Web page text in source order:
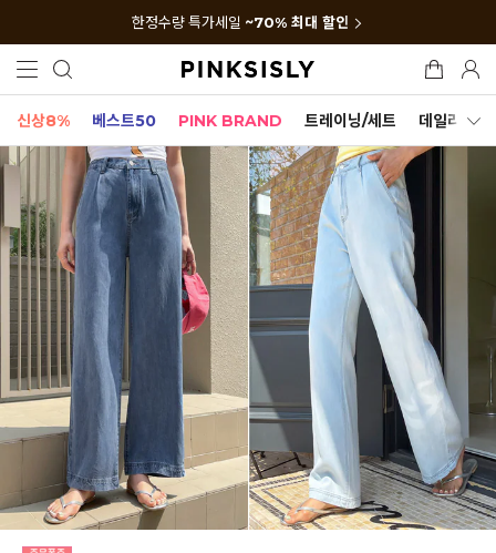
한정수량 특가세일 ~70% 최대 할인
신상8% 베스트50 PINK BRAND 트레이닝/세트 데일리세트